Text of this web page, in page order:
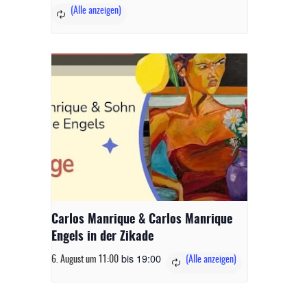
Carlos Manrique & Carlos Manrique
Engels in der Zikade
6. August um 11:00 bis 19:00